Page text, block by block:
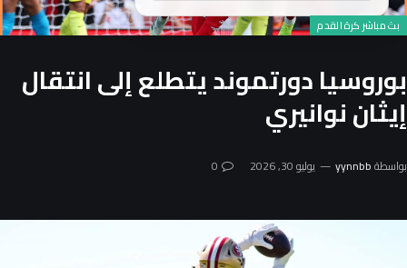
بث مباشر كرة القدم
بوروسيا دورتموند يتطلع إلى انتقال
إيثان نوانيري
بواسطةyynnbb يوليو 30, 2026 0